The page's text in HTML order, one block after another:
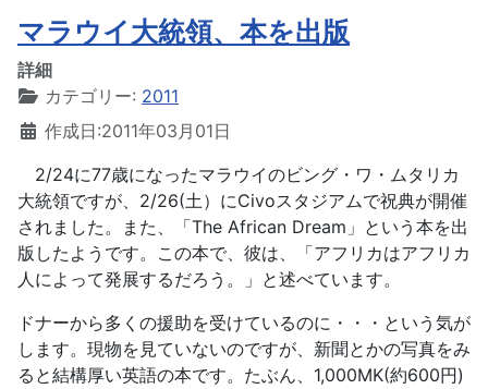
マラウイ大統領、本を出版
詳細
カテゴリー: 2011
作成日:2011年03月01日
2/24に77歳になったマラウイのビング・ワ・ムタリカ
大統領ですが、2/26(土）にCivoスタジアムで祝典が開催
されました。また、「The African Dream」という本を出
版したようです。この本で、彼は、「アフリカはアフリカ
人によって発展するだろう。」と述べています。
ドナーから多くの援助を受けているのに・・・という気が
します。現物を見ていないのですが、新聞とかの写真をみ
ると結構厚い英語の本です。たぶん、1,000MK(約600円)